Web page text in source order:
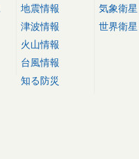
地震情報
津波情報
火山情報
台風情報
知る防災
気象衛星
世界衛星